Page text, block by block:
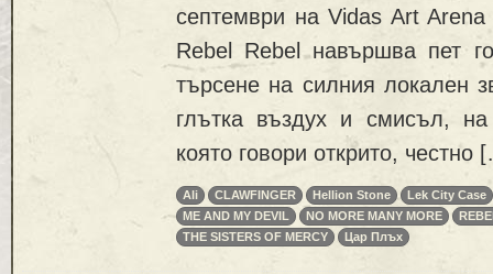
септември на Vidas Art
Rebel Rebel навършва пет
търсене на силния локален
глътка въздух и смисъл, на
която говори открито, честно
Ali CLAWFINGER Hellion Stone
Lek City Case
ME AND MY DEVIL
NO MORE MANY MORE
THE SISTERS OF MERCY
Цар Плъх